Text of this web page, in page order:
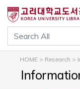
건
통합검색
사이트내 검색
HOME> Research >